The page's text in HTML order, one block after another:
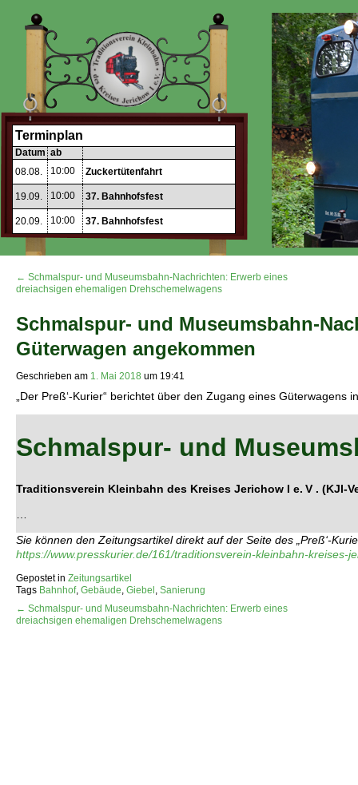
Terminplan
Datum ab
08.08.
10:00 Zuckertütenfahrt
19.09. 10:00 37. Bahnhofsfest
20.09. 10:00 37. Bahnhofsfest
← Schmalspur- und Museumsbahn-Nachrichten: Erwerb eines
dreiachsigen ehemaligen Drehschemelwagens
Schmalspur- und Museumsbahn-
Güterwagen angekommen
Geschrieben am 1. Mai 2018 um 19:41
„Der Preß‘-Kurier“ berichtet über den Zugang eines Güterwagens
Schmalspur- und
Traditionsverein Kleinbahn des Kreises Jerichow I e. V . (KJI-
Sie können den Zeitungsartikel direkt auf der Seite des „Preß‘-
https://www.presskurier.de/161/traditionsverein-kleinbahn-kreises-
Gepostet in Zeitungsartikel
Tags Bahnhof, Gebäude, Giebel, Sanierung
← Schmalspur- und Museumsbahn-Nachrichten: Erwerb eines
dreiachsigen ehemaligen Drehschemelwagens